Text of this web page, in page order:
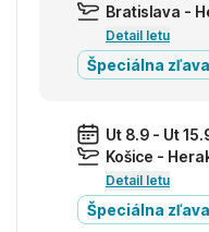
Bratislava -
Detail letu
Špeciálna
Ut 8.9 - Ut
Košice -
Detail letu
Špeciálna